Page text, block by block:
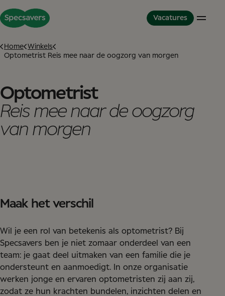
Vacatures
Opticien
Optometrist
Audicien
Winkelteam
Partnerschap
International Careers
Service Kantoor
Cultuur en waarden
Onze collega’s
Onze trainings mogelijkheden
Diversiteit inclusiviteit
Great Place to Work
Partner in Development
Dit is Specsavers
Ervaringsverhalen
Home Winkels
Optometrist Reis mee naar de oogzorg van morgen
Optometrist
Reis mee naar de oogzorg
van morgen
Maak het verschil
Wil je een rol van betekenis als optometrist? Bij
Specsavers ben je niet zomaar onderdeel van een
team: je gaat deel uitmaken van een familie die je
ondersteunt en aanmoedigt. In onze organisatie
werken jonge en ervaren optometristen zij aan zij,
zodat ze hun krachten bundelen, inzichten delen en